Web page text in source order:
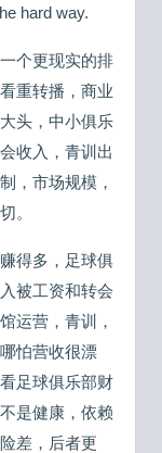
hard way.
个更现实的排
重转播，商业
头，中小俱乐
收入，青训出
，市场规模，
。
得多，足球俱
被工资和转会
运营，青训，
怕营收很漂
足球俱乐部财
是健康，依赖
差，后者更